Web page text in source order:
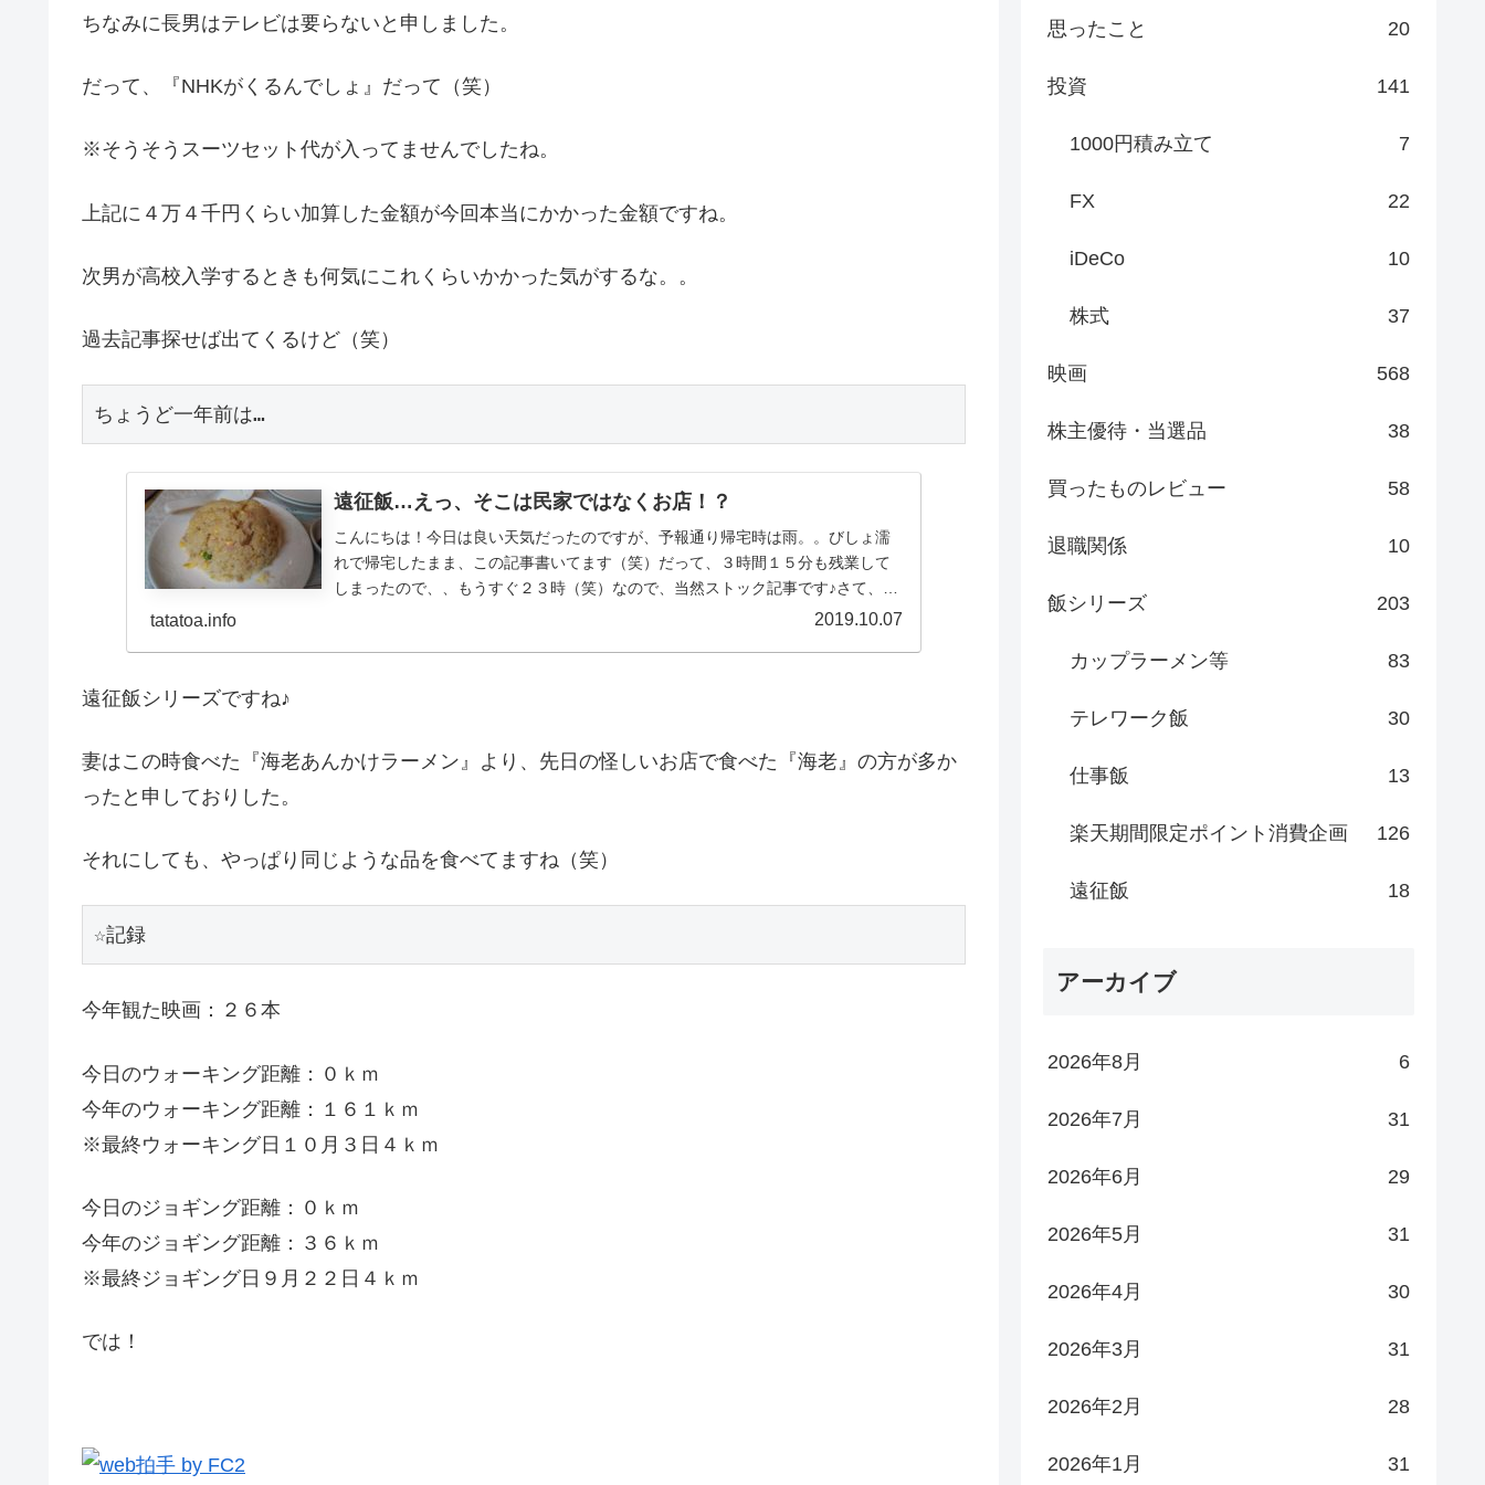
ちなみに長男はテレビは要らないと申しました。
だって、『NHKがくるんでしょ』だって（笑）
※そうそうスーツセット代が入ってませんでしたね。
上記に４万４千円くらい加算した金額が今回本当にかかった金額ですね。
次男が高校入学するときも何気にこれくらいかかった気がするな。。
過去記事探せば出てくるけど（笑）
ちょうど一年前は…
遠征飯…えっ、そこは民家ではなくお店！？
こんにちは！今日は良い天気だったのですが、予報通り帰宅時は雨。。びしょ濡
れで帰宅したまま、この記事書いてます（笑）だって、３時間１５分も残業して
しまったので、、もうすぐ２３時（笑）なので、当然ストック記事です♪さて、先
tatatoa.info 2019.10.07
遠征飯シリーズですね♪
妻はこの時食べた『海老あんかけラーメン』より、先日の怪しいお店で食べた『海老』の方が多か
ったと申しておりした。
それにしても、やっぱり同じような品を食べてますね（笑）
☆記録
今年観た映画：２６本
今日のウォーキング距離：０ｋｍ
今年のウォーキング距離：１６１ｋｍ
※最終ウォーキング日１０月３日４ｋｍ
今日のジョギング距離：０ｋｍ
今年のジョギング距離：３６ｋｍ
※最終ジョギング日９月２２日４ｋｍ
では！
思ったこと 20
投資 141
1000円積み立て 7
FX 22
iDeCo 10
株式 37
映画 568
株主優待・当選品 38
買ったものレビュー 58
退職関係 10
飯シリーズ 203
カップラーメン等 83
テレワーク飯 30
仕事飯 13
楽天期間限定ポイント消費企画 126
遠征飯 18
アーカイブ
2026年8月 6
2026年7月 31
2026年6月 29
2026年5月 31
2026年4月 30
2026年3月 31
2026年2月 28
2026年1月 31